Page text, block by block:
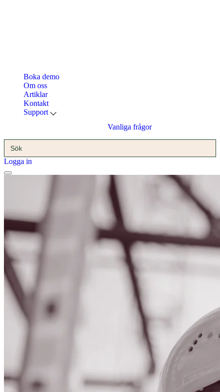
Boka demo
Om oss
Artiklar
Kontakt
Support
Vanliga frågor
Sök
efter:
Logga in